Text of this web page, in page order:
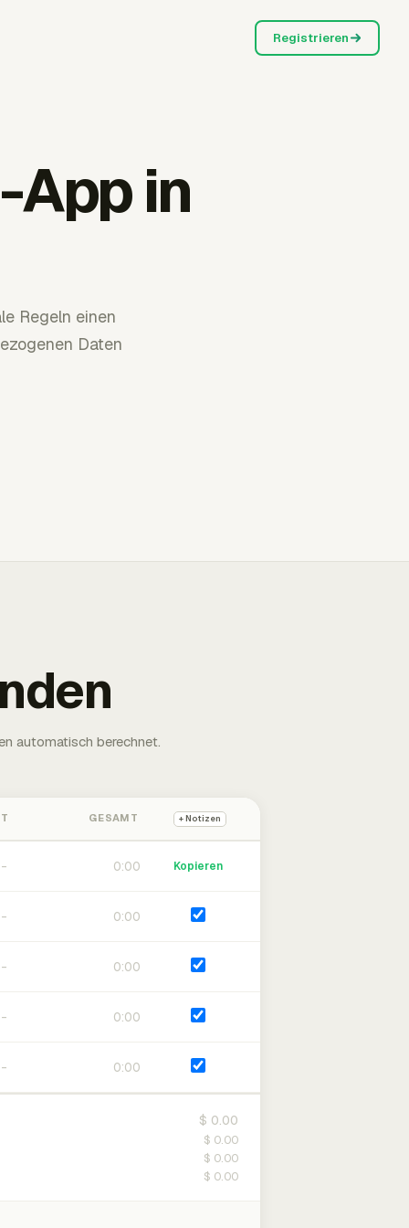
Registrieren
in
Regeln einen
Daten
automatisch berechnet.
GESAMT + Notizen
0:00 Kopieren
0:00
0:00
0:00
0:00
$ 0.00
$ 0.00
$ 0.00
$ 0.00